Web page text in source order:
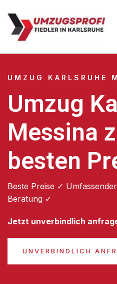
UMZUG KARLSRUHE
Umzug
Messina
besten
Beste Preise ✓
Beratung ✓
Jetzt unverbindlich
UNVERBINDLICH